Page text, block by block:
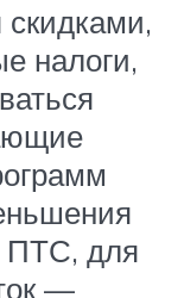
налоги,
ПТС, для
—